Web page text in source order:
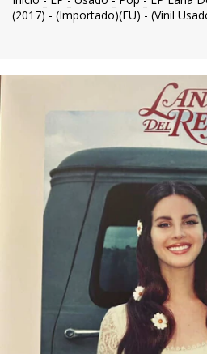
(2017) - (Importado)(EU) - (Vinil